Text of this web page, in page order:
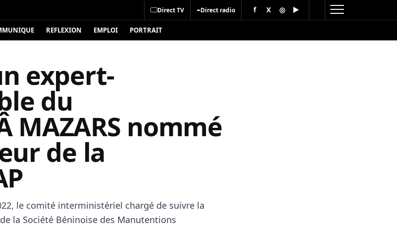
Direct TV ⌁Direct radio f X ◎ ▶
REFLEXION EMPLOI PORTRAIT
expert-
du
MAZARS nommé
de la
le comité interministériel chargé de suivre la
la Société Béninoise des Manutentions